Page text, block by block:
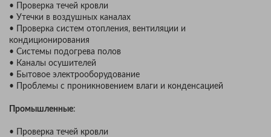
• Проверка течей кровли
• Утечки в воздушных каналах
• Проверка систем отопления, вентиляции и
кондиционирования
• Системы подогрева полов
• Каналы осушителей
• Бытовое электрооборудование
• Проблемы с проникновением влаги и конденсацией
Промышленные:
• Проверка течей кровли